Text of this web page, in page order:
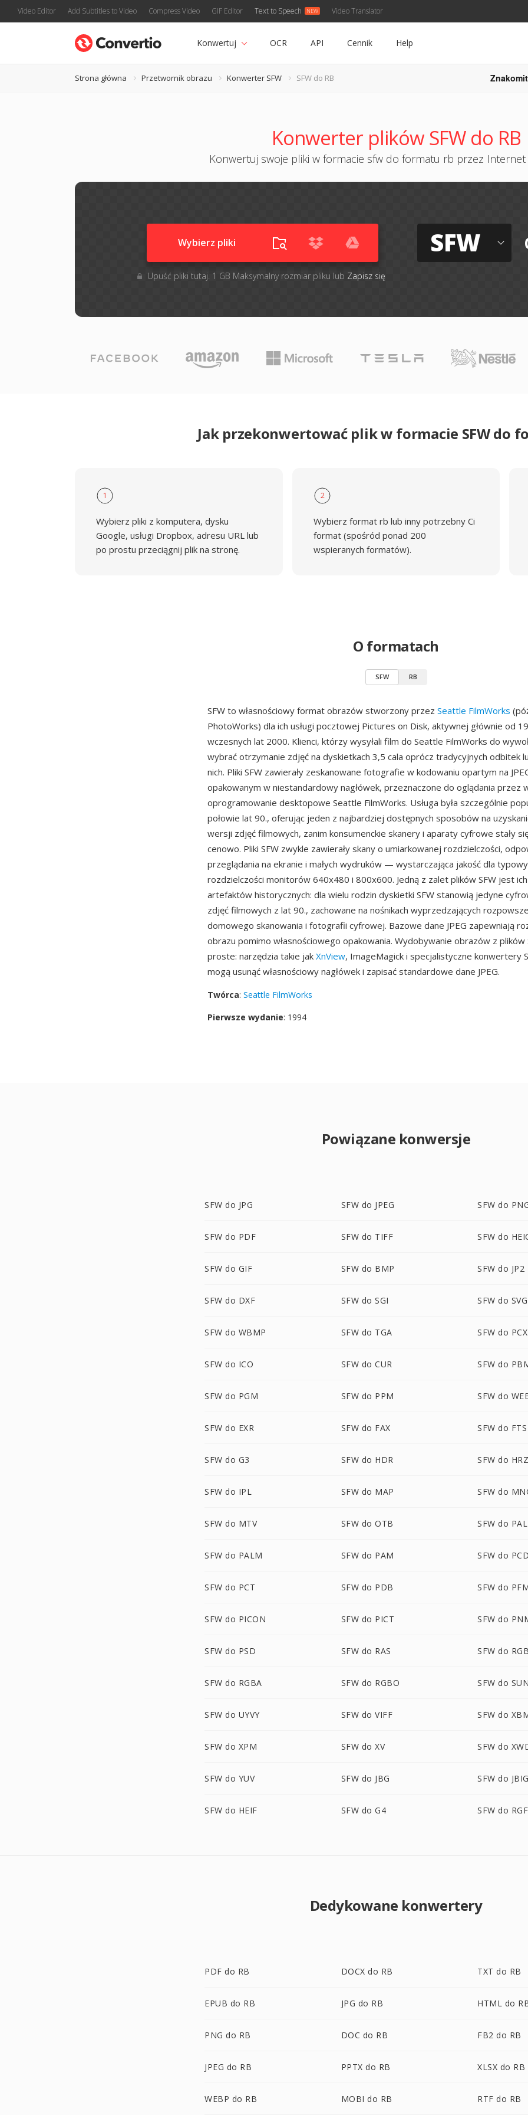
Video Editor Add Subtitles to Video Compress Video GIF Editor Text to Speech Video Translator
Konwertuj OCR API Cennik Help
Strona główna Przetwornik obrazu Konwerter SFW SFW do RB
Konwerter plików SFW do RB
Konwertuj swoje pliki w formacie sfw do formatu rb przez Internet
Wybierz pliki
Upuść pliki tutaj. 1 GB Maksymalny rozmiar pliku lub Zapisz się
SFW
Jak przekonwertować plik w formacie SFW do
1
Wybierz pliki z komputera, dysku
Google, usługi Dropbox, adresu URL lub
po prostu przeciągnij plik na stronę.
2
Wybierz format rb lub inny potrzebny Ci
format (spośród ponad 200
wspieranych formatów).
O formatach
SFW RB
SFW to własnościowy format obrazów stworzony przez Seattle FilmWorks
PhotoWorks) dla ich usługi pocztowej Pictures on Disk, aktywnej głównie od
wczesnych lat 2000. Klienci, którzy wysyłali film do Seattle FilmWorks do
wybrać otrzymanie zdjęć na dyskietkach 3,5 cala oprócz tradycyjnych odbitek
nich. Pliki SFW zawierały zeskanowane fotografie w kodowaniu opartym na
opakowanym w niestandardowy nagłówek, przeznaczone do oglądania przez
oprogramowanie desktopowe Seattle FilmWorks. Usługa była szczególnie
połowie lat 90., oferując jeden z najbardziej dostępnych sposobów na
wersji zdjęć filmowych, zanim konsumenckie skanery i aparaty cyfrowe stały
cenowo. Pliki SFW zwykle zawierały skany o umiarkowanej rozdzielczości,
przeglądania na ekranie i małych wydruków — wystarczająca jakość dla
rozdzielczości monitorów 640x480 i 800x600. Jedną z zalet plików SFW jest
artefaktów historycznych: dla wielu rodzin dyskietki SFW stanowią jedyne
zdjęć filmowych z lat 90., zachowane na nośnikach wyprzedzających
domowego skanowania i fotografii cyfrowej. Bazowe dane JPEG zapewniają
obrazu pomimo własnościowego opakowania. Wydobywanie obrazów z plików
proste: narzędzia takie jak XnView, ImageMagick i specjalistyczne konwertery
mogą usunąć własnościowy nagłówek i zapisać standardowe dane JPEG.
Twórca: Seattle FilmWorks
Pierwsze wydanie: 1994
Powiązane konwersje
SFW do JPG SFW do JPEG SFW do
SFW do PDF SFW do TIFF SFW do
SFW do GIF SFW do BMP SFW do JP2
SFW do DXF SFW do SGI SFW do SVG
SFW do WBMP SFW do TGA SFW do PCX
SFW do ICO SFW do CUR SFW do
SFW do PGM SFW do PPM SFW do
SFW do EXR SFW do FAX SFW do FTS
SFW do G3 SFW do HDR SFW do
SFW do IPL SFW do MAP SFW do
SFW do MTV SFW do OTB SFW do PAL
SFW do PALM SFW do PAM SFW do
SFW do PCT SFW do PDB SFW do
SFW do PICON SFW do PICT SFW do
SFW do PSD SFW do RAS SFW do
SFW do RGBA SFW do RGBO SFW do
SFW do UYVY SFW do VIFF SFW do
SFW do XPM SFW do XV SFW do
SFW do YUV SFW do JBG SFW do
SFW do HEIF SFW do G4 SFW do RGF
Dedykowane konwertery
PDF do RB DOCX do RB TXT do RB
EPUB do RB JPG do RB HTML do
PNG do RB DOC do RB FB2 do RB
JPEG do RB PPTX do RB XLSX do RB
WEBP do RB MOBI do RB RTF do RB